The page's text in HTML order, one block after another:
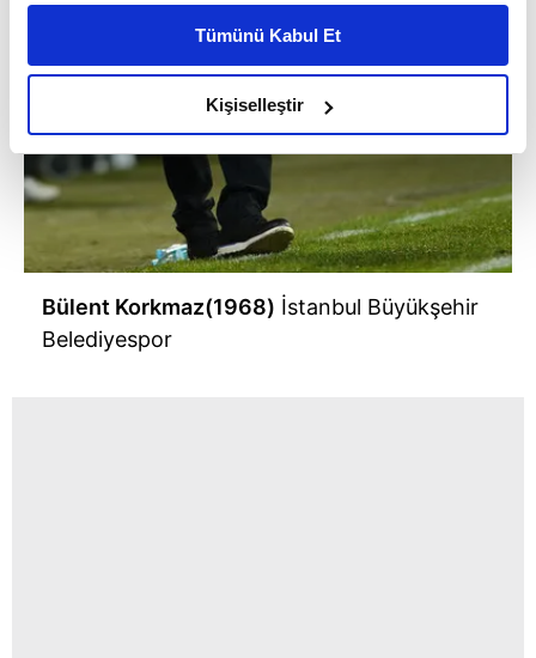
daha iyi reklam deneyimi yaşatabiliriz. Bunu yaparken
amacımızın size daha iyi bir reklam deneyimi sunmak
olduğunu ve sizlere en iyi içerikleri sunabilmek adına
elimizden gelen çabayı gösterdiğimizi ve bu noktada,
reklamların maliyetlerimizi karşılamak noktasında tek gelir
kalemimiz olduğunu sizlere hatırlatmak isteriz.
Her halükârda, kullanıcılar, bu çerezlere izin vermedikleri
takdirde, kullanıcılara hedefli reklamlar
gösterilmeyecektir."
Tümünü Kabul Et
Kişiselleştir
Bülent Korkmaz(1968) İstanbul Büyükşehir
Belediyespor